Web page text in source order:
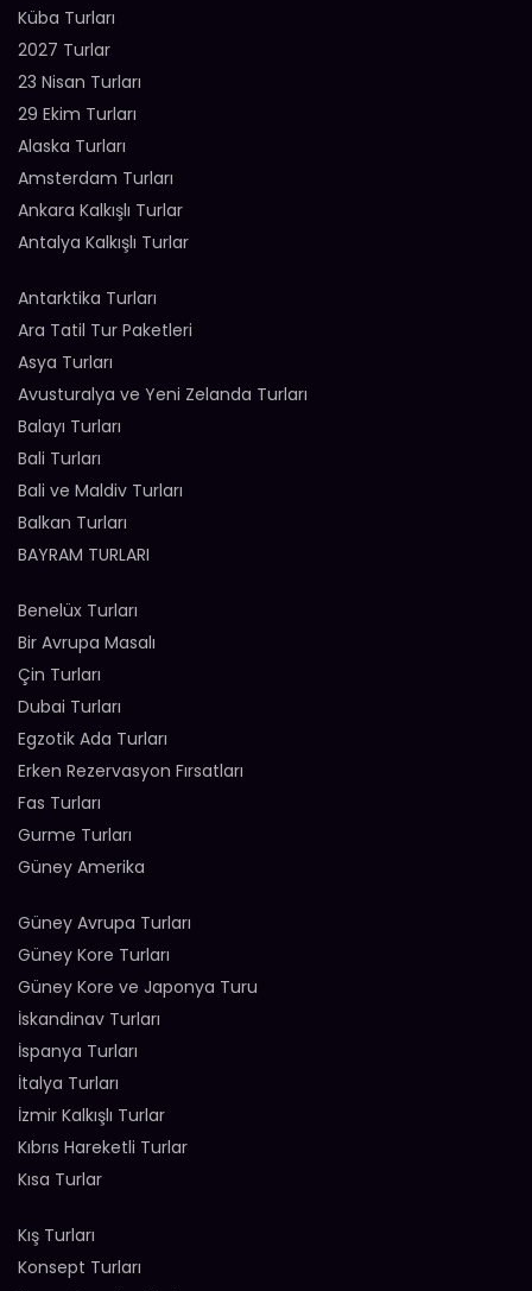
Küba Turları
2027 Turlar
23 Nisan Turları
29 Ekim Turları
Alaska Turları
Amsterdam Turları
Ankara Kalkışlı Turlar
Antalya Kalkışlı Turlar
Antarktika Turları
Ara Tatil Tur Paketleri
Asya Turları
Avusturalya ve Yeni Zelanda Turları
Balayı Turları
Bali Turları
Bali ve Maldiv Turları
Balkan Turları
BAYRAM TURLARI
Benelüx Turları
Bir Avrupa Masalı
Çin Turları
Dubai Turları
Egzotik Ada Turları
Erken Rezervasyon Fırsatları
Fas Turları
Gurme Turları
Güney Amerika
Güney Avrupa Turları
Güney Kore Turları
Güney Kore ve Japonya Turu
İskandinav Turları
İspanya Turları
İtalya Turları
İzmir Kalkışlı Turlar
Kıbrıs Hareketli Turlar
Kısa Turlar
Kış Turları
Konsept Turları